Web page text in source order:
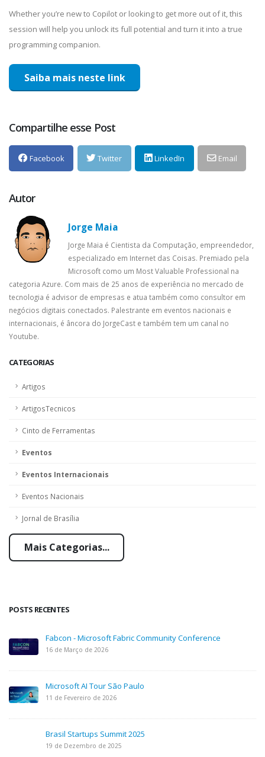
CATEGORIAS
Artigos
ArtigosTecnicos
Cinto de Ferramentas
Eventos
Eventos Internacionais
Eventos Nacionais
Jornal de Brasília
Mais Categorias...
POSTS RECENTES
Fabcon - Microsoft Fabric Community Conference
16 de Março de 2026
Microsoft AI Tour São Paulo
11 de Fevereiro de 2026
Brasil Startups Summit 2025
19 de Dezembro de 2025
Whether you’re new to Copilot or looking to get more out of it, this
session will help you unlock its full potential and turn it into a true
programming companion.
Saiba mais neste link
Compartilhe esse Post
Facebook Twitter LinkedIn Email
Autor
Jorge Maia
Jorge Maia é Cientista da Computação, empreendedor,
especializado em Internet das Coisas. Premiado pela
Microsoft como um Most Valuable Professional na
categoria Azure. Com mais de 25 anos de experiência no mercado de
tecnologia é advisor de empresas e atua também como consultor em
negócios digitais conectados. Palestrante em eventos nacionais e
internacionais, é âncora do JorgeCast e também tem um canal no
Youtube.